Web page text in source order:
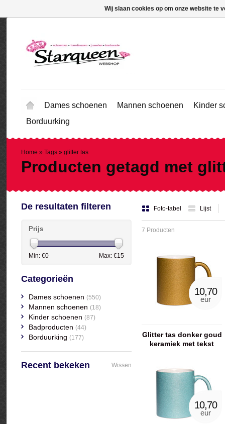
Dames schoenen Mannen schoenen
Kinder
Borduurking
Home » Tags » glitter tas
Producten getagd met
Foto-tabel Lijst
7 Producten
10,70
eur
Glitter tas donker goud
keramiek met tekst
10,70
eur
De resultaten filteren
Prijs
Min: €0 Max: €15
Categorieën
Dames schoenen (550)
Mannen schoenen (18)
Kinder schoenen (87)
Badproducten (44)
Borduurking (177)
Recent bekeken Wissen
Wij slaan cookies op om onze website te